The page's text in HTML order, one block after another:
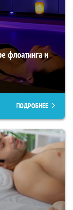
флоатинга и
ПОДРОБНЕЕ